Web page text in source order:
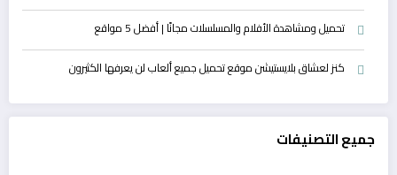
تحميل ومشاهدة الأفلام والمسلسلات مجانًا | أفضل 5 مواقع
كنز لعشاق بلايستيشن موقع تحميل جميع ألعاب لن يعرفها الكثيرون
جميع التصنيفات